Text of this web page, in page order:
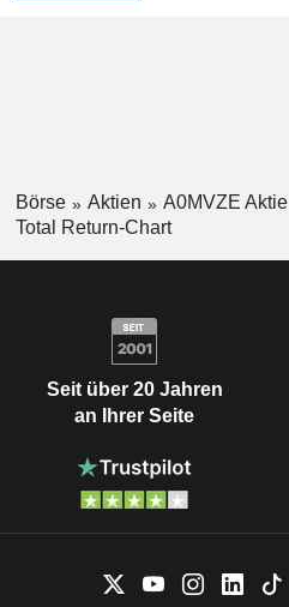
Börse Aktien A0MVZE Aktie
Total Return-Chart
Seit über 20 Jahren
an Ihrer Seite